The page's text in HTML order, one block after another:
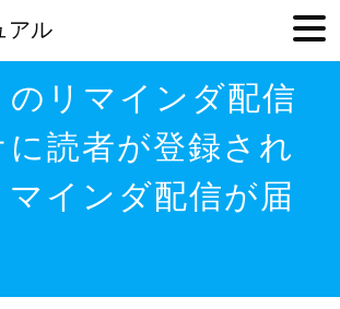
リマインダ配信
読者が登録され
インダ配信が届
アル